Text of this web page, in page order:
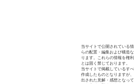
当サイトで公開されている
らの配置・編集および構造
ります。これらの情報を権
とは固く禁じております。
当サイトで掲載しているす
作成したものとなりますが
出された見解・感想となっ